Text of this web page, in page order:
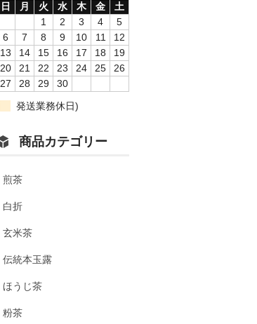
日
月 火 水 木 金
土
1
2 3 4
5
6
7 8 9 10 11
12
13
14 15 16 17 18
19
20
21 22 23 24 25
26
27
28 29
30
発送業務休日)
商品カテゴリー
煎茶
白折
玄米茶
伝統本玉露
ほうじ茶
粉茶